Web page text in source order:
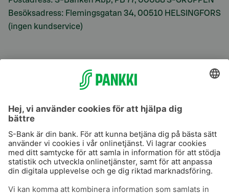
Besöksadress: Flemingsgatan 34, 00510 HELSINGFORS
(ingen kundservice)
S-Prime